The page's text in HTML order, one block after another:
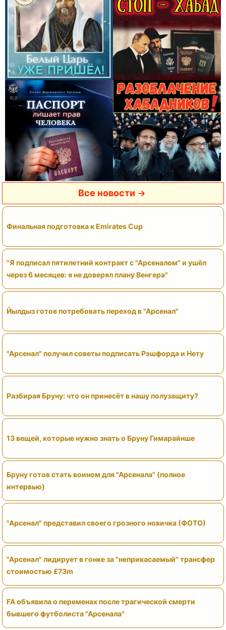
Все новости
Финальная подготовка к Emirates Cup
"Я подписал пятилетний контракт с "Арсеналом" и ушёл
через 6 месяцев: я не доверял плану Венгера"
Йылдыз готов потребовать переход в "Арсенал"
"Арсенал" получил советы подписать Рэшфорда и Нету
Разбирая Бруну: что он принесёт в нашу полузащиту?
13 вещей, которые нужно знать о Бруну Гимарайнше
Бруну готов стать воином для "Арсенала" (полное
интервью)
"Арсенал" представил своего грозного новичка (ФОТО)
"Арсенал" лидирует в гонке за "неприкасаемый" трансфер
стоимостью £73m
FA объявила о переменах после трагической смерти
бывшего футболиста "Арсенала"